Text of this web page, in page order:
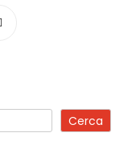
Cerca